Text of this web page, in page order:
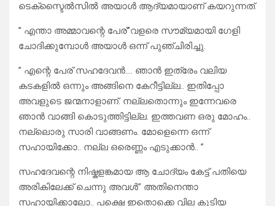
ടെക്സ്ടൈൽസിൽ അയാൾ ആദ്യമായാണ് കയറുന്നത്.
” എന്താ അമ്മാവന്റെ പേര്”വളരെ സൗമ്യമായി ഗേളി
ചോദിക്കുമ്പോൾ അയാൾ ഒന്ന് പുഞ്ചിരിച്ചു.
” എന്റെ പേര് സഹദേവൻ…. ഞാൻ ഇത്രേം വലിയ
കടകളിൽ ഒന്നും അങ്ങിനെ കേറീട്ടില്ല.. ഇതിപ്പോ
അവളുടെ ജന്മനാളാണ്. നല്ലതൊന്നും ഇന്നേവരെ
ഞാൻ വാങ്ങി കൊടുത്തിട്ടില്ല. ഇത്തവണ ഒരു മോഹം..
നല്ലൊരു സാരി വാങ്ങണം. മോളെന്നെ ഒന്ന്
സഹായിക്കോ.. നല്ല ഒരെണ്ണം എടുക്കാൻ.. ”
സഹദേവന്റെ നിഷ്കളങ്കമായ ആ ചോദ്യം കേട്ട് പതിയെ
അരികിലേക്ക് ചെന്നു അവൾ” അതിനെന്താ
സഹായിക്കാലോ.. പക്ഷെ ഇതൊക്കെ വില കൂടിയ